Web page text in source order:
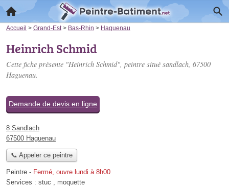
Accueil > Grand-Est > Bas-Rhin > Haguenau
Heinrich Schmid
Cette fiche présente "Heinrich Schmid", peintre situé sandlach, 67500
Haguenau.
Demande de devis en ligne
8 Sandlach
67500 Haguenau
📞 Appeler ce peintre
Peintre - Fermé, ouvre lundi à 8h00
Services : stuc , moquette